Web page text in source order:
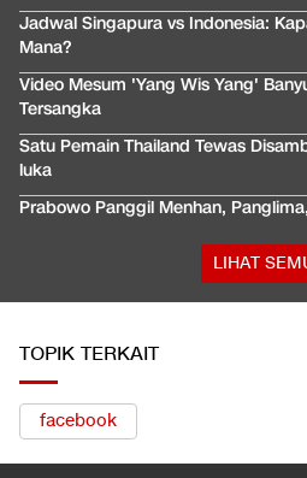
Jadwal Singapura vs Indonesia:
Mana?
Video Mesum 'Yang Wis Yang'
Tersangka
Satu Pemain Thailand Tewas
luka
Prabowo Panggil Menhan,
LIHAT
TOPIK TERKAIT
facebook